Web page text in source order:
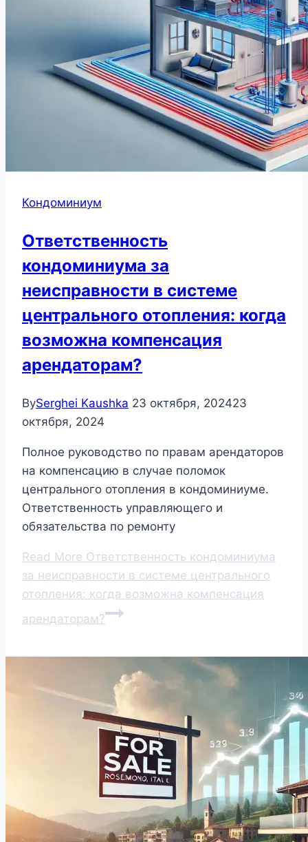
Кондоминиум
Ответственность
кондоминиума за
неисправности в системе
центрального отопления: когда
возможна компенсация
арендаторам?
BySerghei Kaushka 23 октября, 202423
октября, 2024
Полное руководство по правам арендаторов
на компенсацию в случае поломок
центрального отопления в кондоминиуме.
Ответственность управляющего и
обязательства по ремонту
Read More Ответственность кондоминиума
за неисправности в системе центрального
отопления: когда возможна компенсация
арендаторам?